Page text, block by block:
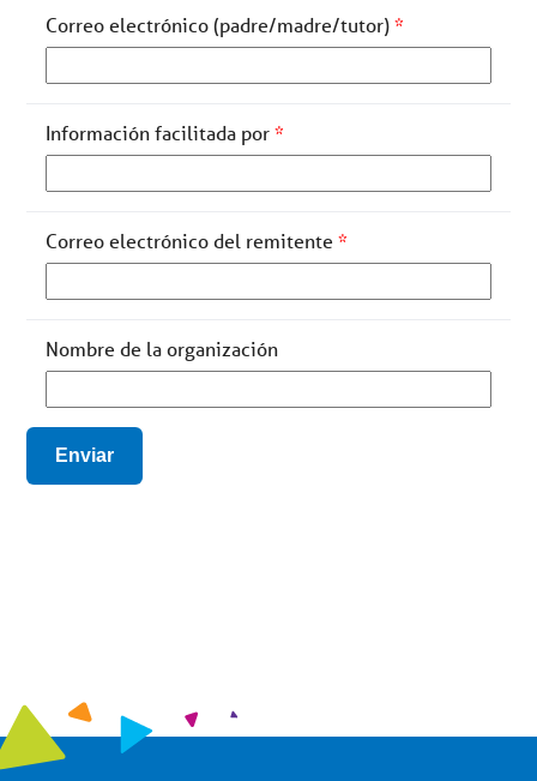
Correo electrónico (padre/madre/tutor)*
Información facilitada por*
Correo electrónico del remitente*
Nombre de la organización